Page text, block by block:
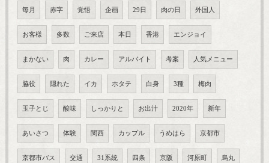
毎月 赤字 覚悟 企画 29日 肉の日 外国人
お客様 多数 ご来店 本日 香港 エンジョイ
まかない 肉 カレー アルバイト 考案 人気メニュー
脇役 隠れた イカ ホタテ 白身 3種 梅肉
玉子とじ 酸味 しっかりと お出汁 2020年 新年
あいさつ 体験 関西 カップル うめはら 京都市
京都市バス 交通 31系統 四条 京阪 河原町 烏丸